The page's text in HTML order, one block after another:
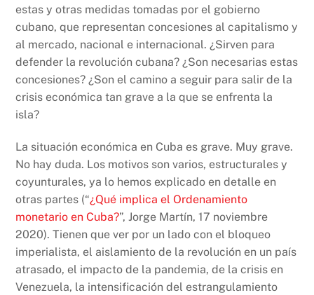
estas y otras medidas tomadas por el gobierno
cubano, que representan concesiones al capitalismo y
al mercado, nacional e internacional. ¿Sirven para
defender la revolución cubana? ¿Son necesarias estas
concesiones? ¿Son el camino a seguir para salir de la
crisis económica tan grave a la que se enfrenta la
isla?
La situación económica en Cuba es grave. Muy grave.
No hay duda. Los motivos son varios, estructurales y
coyunturales, ya lo hemos explicado en detalle en
otras partes (“¿Qué implica el Ordenamiento
monetario en Cuba?”, Jorge Martín, 17 noviembre
2020). Tienen que ver por un lado con el bloqueo
imperialista, el aislamiento de la revolución en un país
atrasado, el impacto de la pandemia, de la crisis en
Venezuela, la intensificación del estrangulamiento